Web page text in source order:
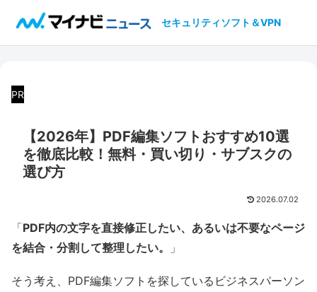
セキュリティソフト＆VPN
PR
【2026年】PDF編集ソフトおすすめ10選
を徹底比較！無料・買い切り・サブスクの
選び方
2026.07.02
「PDF内の文字を直接修正したい、あるいは不要なページ
を結合・分割して整理したい。
」
そう考え、PDF編集ソフトを探しているビジネスパーソン